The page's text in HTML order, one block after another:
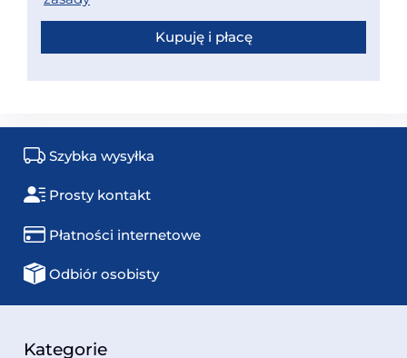
Kupuję i płacę
Szybka wysyłka
Prosty kontakt
Płatności internetowe
Odbiór osobisty
Kategorie